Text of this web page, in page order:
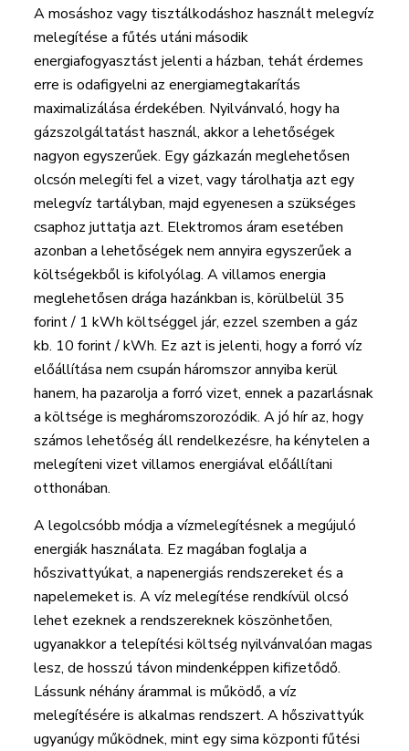
A mosáshoz vagy tisztálkodáshoz használt melegvíz
melegítése a fűtés utáni második
energiafogyasztást jelenti a házban, tehát érdemes
erre is odafigyelni az energiamegtakarítás
maximalizálása érdekében. Nyilvánvaló, hogy ha
gázszolgáltatást használ, akkor a lehetőségek
nagyon egyszerűek. Egy gázkazán meglehetősen
olcsón melegíti fel a vizet, vagy tárolhatja azt egy
melegvíz tartályban, majd egyenesen a szükséges
csaphoz juttatja azt. Elektromos áram esetében
azonban a lehetőségek nem annyira egyszerűek a
költségekből is kifolyólag. A villamos energia
meglehetősen drága hazánkban is, körülbelül 35
forint / 1 kWh költséggel jár, ezzel szemben a gáz
kb. 10 forint / kWh. Ez azt is jelenti, hogy a forró víz
előállítása nem csupán háromszor annyiba kerül
hanem, ha pazarolja a forró vizet, ennek a pazarlásnak
a költsége is megháromszorozódik. A jó hír az, hogy
számos lehetőség áll rendelkezésre, ha kénytelen a
melegíteni vizet villamos energiával előállítani
otthonában.
A legolcsóbb módja a vízmelegítésnek a megújuló
energiák használata. Ez magában foglalja a
hőszivattyúkat, a napenergiás rendszereket és a
napelemeket is. A víz melegítése rendkívül olcsó
lehet ezeknek a rendszereknek köszönhetően,
ugyanakkor a telepítési költség nyilvánvalóan magas
lesz, de hosszú távon mindenképpen kifizetődő.
Lássunk néhány árammal is működő, a víz
melegítésére is alkalmas rendszert. A hőszivattyúk
ugyanúgy működnek, mint egy sima központi fűtési